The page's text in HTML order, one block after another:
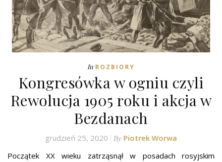
In ROZBIORY
Kongresówka w ogniu czyli
Rewolucja 1905 roku i akcja w
Bezdanach
grudzień 25, 2020 By Piotrek Worwa
Początek XX wieku zatrząsnął w posadach rosyjskim